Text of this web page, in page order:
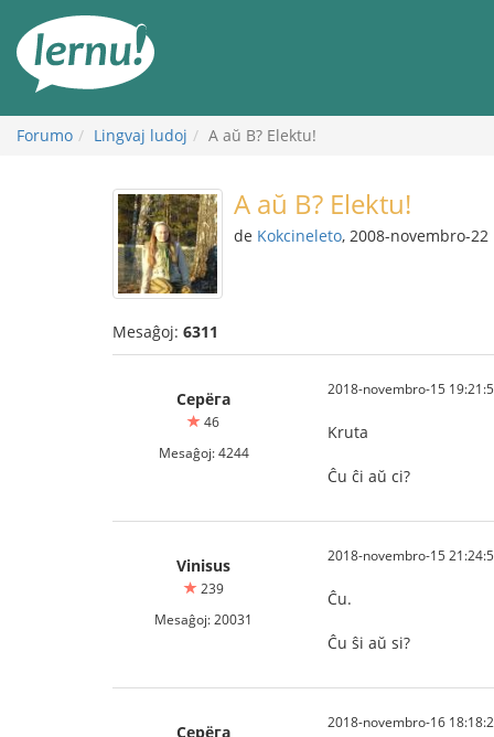
enhavo
Forumo Lingvaj ludoj A aŭ B? Elektu!
A aŭ B? Elektu!
de Kokcineleto, 2008-novembro-22
Mesaĝoj: 6311
Серёга
46
Mesaĝoj: 4244
2018-novembro-15
Kruta
Ĉu ĉi aŭ ci?
Vinisus
239
Mesaĝoj: 20031
2018-novembro-15
Ĉu.
Ĉu ŝi aŭ si?
Серёга 2018-novembro-16